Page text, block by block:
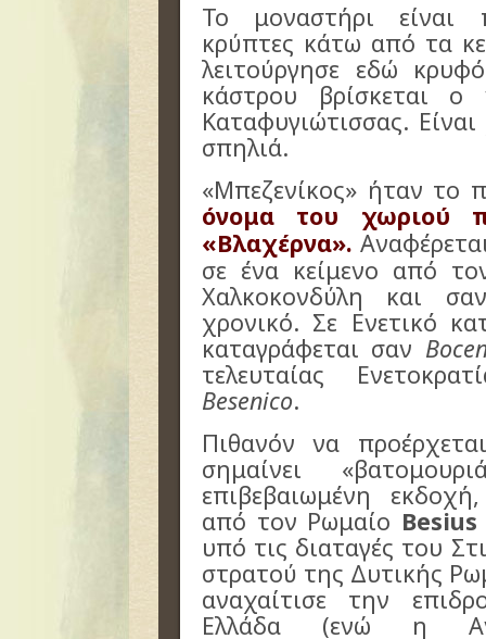
Το μοναστήρι είναι
κρύπτες κάτω από τα
λειτούργησε εδώ
κάστρου βρίσκεται
Καταφυγιώτισσας.
σπηλιά.
«Μπεζενίκος» ήταν το
όνομα του χωριού
«Βλαχέρνα».
σε ένα κείμενο από
Χαλκοκονδύλη και
χρονικό. Σε Ενετικό
καταγράφεται σαν
τελευταίας
Besenico.
Πιθανόν να
σημαίνει
επιβεβαιωμένη
από τον Ρωμαίο Besius
υπό τις διαταγές του
στρατού της Δυτικής
αναχαίτισε την
Ελλάδα (ενώ η